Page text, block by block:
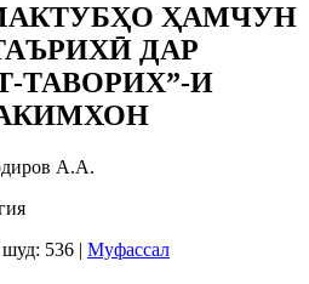
ҲАМЧУН
ДАР
ТАВОРИХ”-И
А.А.
536 | Муфассал